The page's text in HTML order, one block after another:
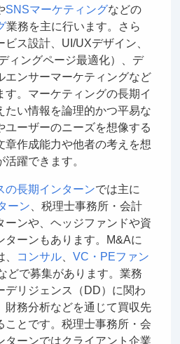
SNSマーケティングなどの
業務を主に行います。さら
ス設計、UI/UXデザイン、
ィングページ最適化）、デ
エンサーマーケティングなど
す。マーケティングの長期イ
たい情報を論理的かつ平易な
ユーザーのニーズを想像する
章作成能力や他者の考えを想
躍できます。
の長期インターンでは主に
ーン 、税理士事務所・会計
ーンや、ヘッジファンドや資
ターンもあります。M&Aに
コンサル、 VC・PEファン
どで募集があります。業務
デリジェンス（DD）に関わ
財務分析などを通じて買収先
ことです。税理士事務所・会
ターンではクライアント企業